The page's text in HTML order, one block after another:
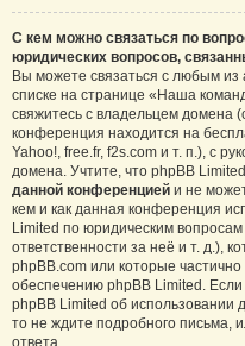
С кем можно связаться по
юридических вопросов,
Вы можете связаться с любым
списке на странице «Наша
свяжитесь с владельцем домена
конференция находится на
Yahoo!, free.fr, f2s.com и т. п.), с
домена. Учтите, что phpBB Limited
данной конференцией и не
кем и как данная конференция
Limited по юридическим
ответственности за неё и т. д.),
phpBB.com или которые
обеспечению phpBB Limited.
phpBB Limited об использовании
то не ждите подробного письма,
ответа.